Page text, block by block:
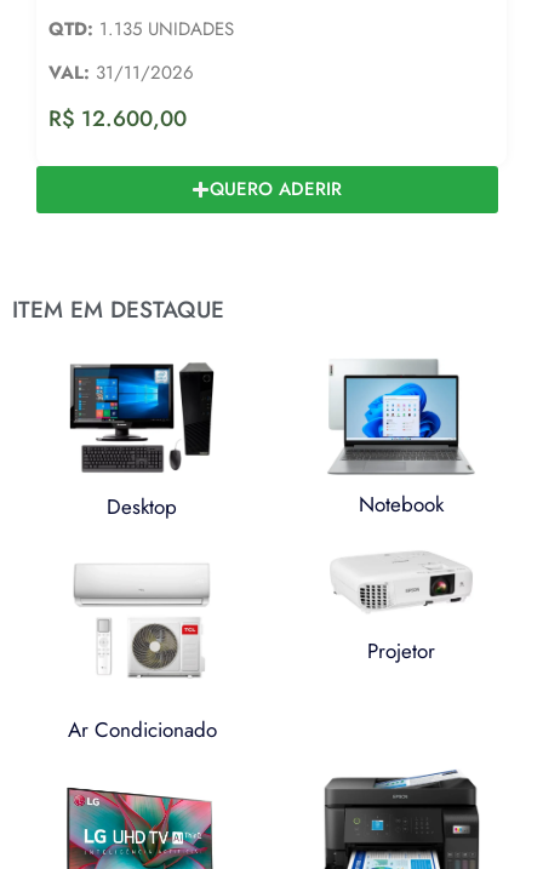
QTD: 1.135 UNIDADES
VAL: 31/11/2026
R$ 12.600,00
QUERO ADERIR
ITEM EM DESTAQUE
Desktop Notebook
Ar Condicionado
Projetor